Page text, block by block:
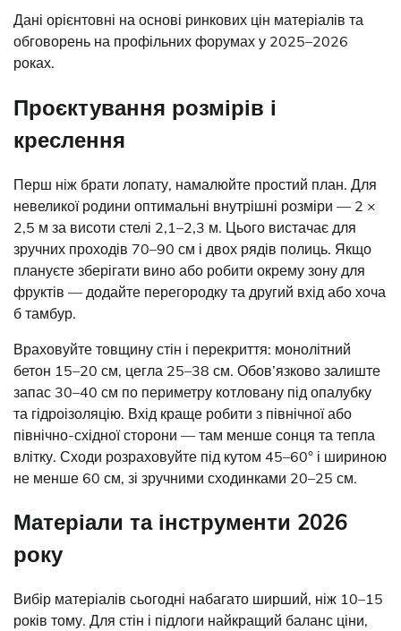
Дані орієнтовні на основі ринкових цін матеріалів та
обговорень на профільних форумах у 2025–2026
роках.
Проєктування розмірів і
креслення
Перш ніж брати лопату, намалюйте простий план. Для
невеликої родини оптимальні внутрішні розміри — 2 ×
2,5 м за висоти стелі 2,1–2,3 м. Цього вистачає для
зручних проходів 70–90 см і двох рядів полиць. Якщо
плануєте зберігати вино або робити окрему зону для
фруктів — додайте перегородку та другий вхід або хоча
б тамбур.
Враховуйте товщину стін і перекриття: монолітний
бетон 15–20 см, цегла 25–38 см. Обов’язково залиште
запас 30–40 см по периметру котловану під опалубку
та гідроізоляцію. Вхід краще робити з північної або
північно-східної сторони — там менше сонця та тепла
влітку. Сходи розраховуйте під кутом 45–60° і шириною
не менше 60 см, зі зручними сходинками 20–25 см.
Матеріали та інструменти 2026
року
Вибір матеріалів сьогодні набагато ширший, ніж 10–15
років тому. Для стін і підлоги найкращий баланс ціни,